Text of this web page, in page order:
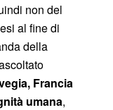
non del
al fine di
della
Francia
umana,